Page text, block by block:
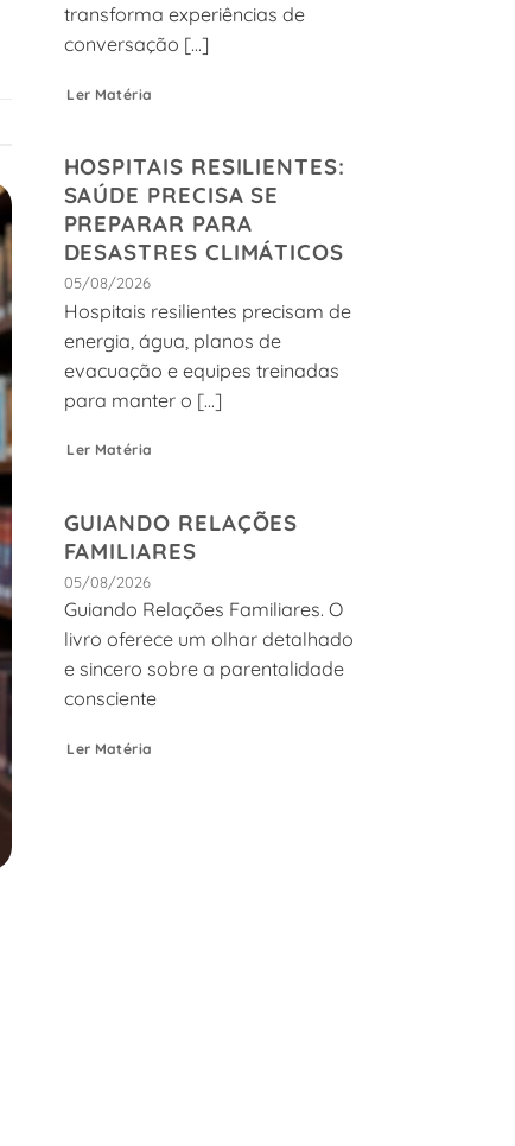
transforma experiências de
conversação [...]
Ler Matéria
HOSPITAIS RESILIENTES:
SAÚDE PRECISA SE
PREPARAR PARA
DESASTRES CLIMÁTICOS
05/08/2026
Hospitais resilientes precisam de
energia, água, planos de
evacuação e equipes treinadas
para manter o [...]
Ler Matéria
GUIANDO RELAÇÕES
FAMILIARES
05/08/2026
Guiando Relações Familiares. O
livro oferece um olhar detalhado
e sincero sobre a parentalidade
consciente
Ler Matéria